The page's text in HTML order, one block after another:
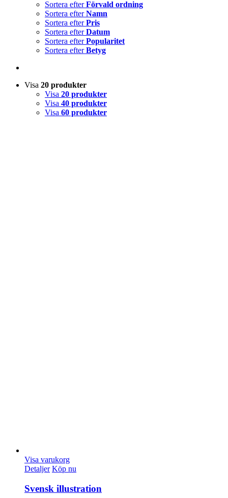
Sortera efterFörvald ordning
Sortera efterNamn
Sortera efterPris
Sortera efterDatum
Sortera efterPopularitet
Sortera efterBetyg
Visa 20 produkter
Visa 20 produkter
Visa 40 produkter
Visa 60 produkter
Visa varukorg
Detaljer Köp nu
Svensk illustration